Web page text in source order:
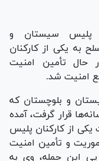
پلیس سیستان و
به یکی از کارکنان
حال تأمین امنیت
امنیت شد.
و بلوچستان که
قرار گرفت، آمده
از کارکنان پلیس
و تأمین امنیت
پی این حمله، وی به